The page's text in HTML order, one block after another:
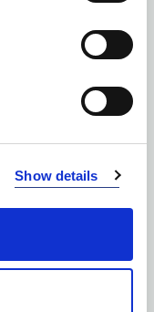
Show details